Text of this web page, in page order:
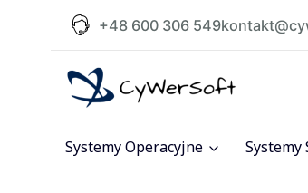
+48 600 306 549
Systemy Operacyjne Systemy